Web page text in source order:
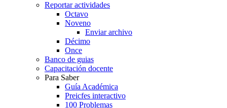
Reportar actividades
Octavo
Noveno
Enviar archivo
Décimo
Once
Banco de guias
Capacitación docente
Para Saber
Guía Académica
Preicfes interactivo
100 Problemas